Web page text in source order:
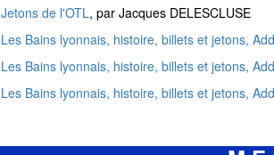
Jetons de l'OTL, par Jacques DELESCLUSE
Les Bains lyonnais, histoire, billets et jetons,
Les Bains lyonnais, histoire, billets et jetons,
Les Bains lyonnais, histoire, billets et jetons,